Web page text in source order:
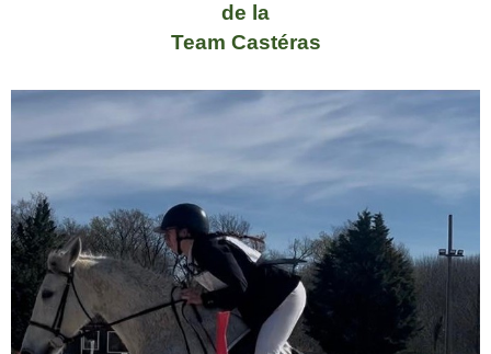
de la
Team Castéras